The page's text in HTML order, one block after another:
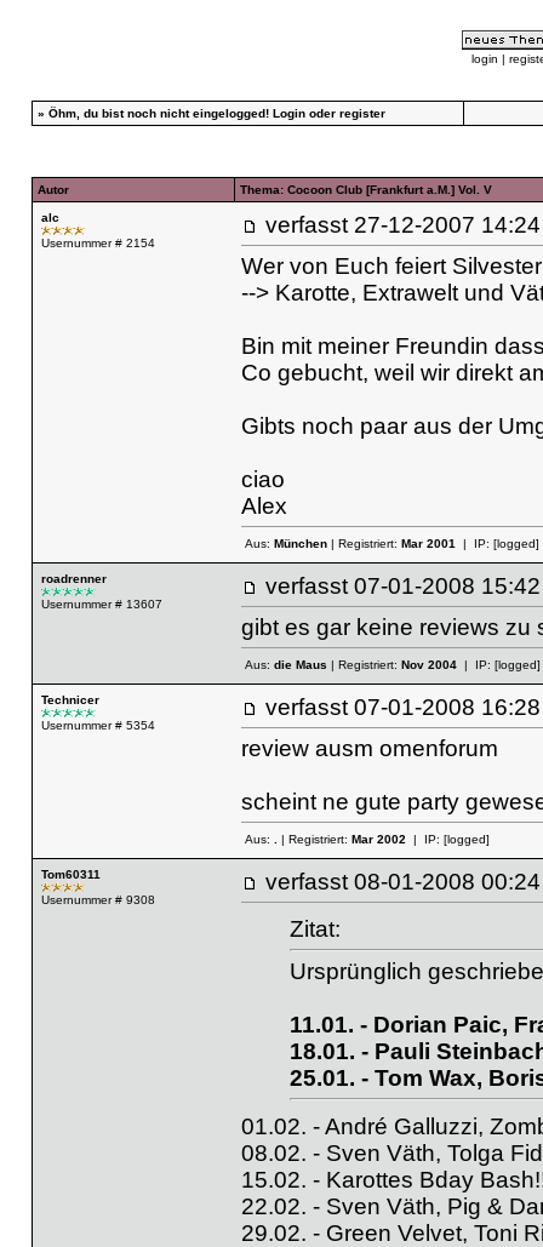
login |
» Öhm, du bist noch nicht eingelogged! Loginoder register
Autor Thema: Cocoon Club [Frankfurt a.M.] Vol. V
alc
Usernummer # 2154
verfasst 27-12-2007
Wer von Euch feiert
--> Karotte, Extrawelt und
Bin mit meiner Freundin
Co gebucht, weil wir direkt
Gibts noch paar aus der
ciao
Alex
Aus: München| Registriert: Mar 2001| IP: [logged]
roadrenner
Usernummer # 13607
verfasst 07-01-2008
gibt es gar keine reviews zu
Aus: die Maus | Registriert: Nov 2004| IP: [logged]
Technicer
Usernummer # 5354
verfasst 07-01-2008
review ausm omenforum
scheint ne gute party
Aus: .| Registriert: Mar 2002| IP: [logged]
Tom60311
Usernummer # 9308
verfasst 08-01-2008
Zitat:
Ursprünglich
11.01. - Dorian Paic,
18.01. - Pauli
25.01. - Tom Wax,
01.02. - André Galluzzi,
08.02. - Sven Väth, Tolga
15.02. - Karottes Bday
22.02. - Sven Väth, Pig &
29.02. - Green Velvet, Toni